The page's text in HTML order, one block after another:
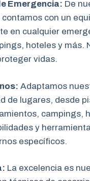
Emergencia: De
contamos con un
en cualquier
hoteles y
vidas.
Adaptamos
de lugares, desde
campings,
y
específicos.
La excelencia es